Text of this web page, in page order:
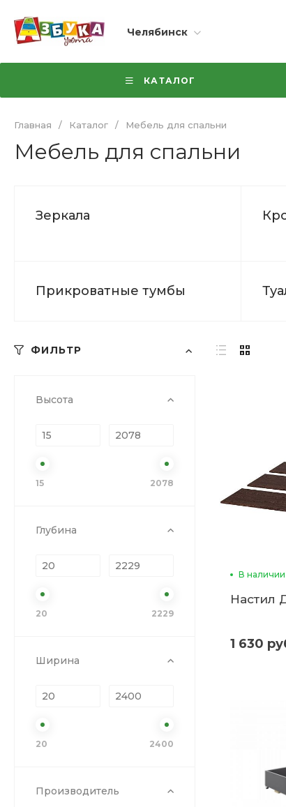
Челябинск
КАТАЛОГ
Главная / Каталог / Мебель для спальни
Мебель для спальни
Зеркала
Прикроватные тумбы
ФИЛЬТР
Высота
15 2078
Глубина
20 2229
Ширина
20 2400
Производитель
В наличии
Настил
1 630